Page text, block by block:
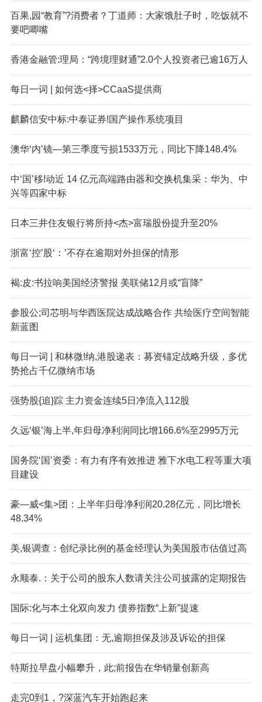
百果,园“教育”?消费者？丁道师：大家饿肚子时，吃饭就不
要吧唧嘴
香港金融管:理局：“跨境理财通”2.0个人投资者已逾16万人
每日一词 | 如何选<择>CCaaS提供商
麒麟信安中标:中泰证券!国产操作系统项目
澳华‘内’镜—第三季度亏损1533万元，同比下降148.4%
中‘国’移!动近 14 亿元高端路由器和交换机集采：华为、中
兴等四家中标
日本三井住友银行将所持<杰>富瑞股份提升至20%
浙富‘控’股‘：’不存在逾期对外担保的情形
褐:皮:书拉响美国经济警报 美联储12月或“盲降”
参股公;司芯明与华西医院达成战略合作 共绘医疗空间智能
新蓝图
每日一词 | 和林微!纳,港股递表：募资锚定战略升级，多优
势抢占千亿微纳市场
强势股{追}踪 主力资金连续5日净流入112股
久远‘银’海上半,年归母净利润同比增166.6%至2995万元
国务院‘国’资委：有力有序有效推进 雅下水电工程等重大项
目建设
豪—威<集>团：上半年归母净利润20.28亿元，同比增长
48.34%
美,银调查：创纪录比例的基金经理认为美国股市估值过高
永顺泰.：关于公司的股东人数请关注公司披露的定期报告
国际:化与本土化双向发力 债券指数“上新”提速
每日一词 | 运机集团：无,逾期担保及涉及诉讼的担保
特斯拉早盘小幅攀升，此;前报告在华销量创新高
走完0到1，?深蓝汽车开始跑起来